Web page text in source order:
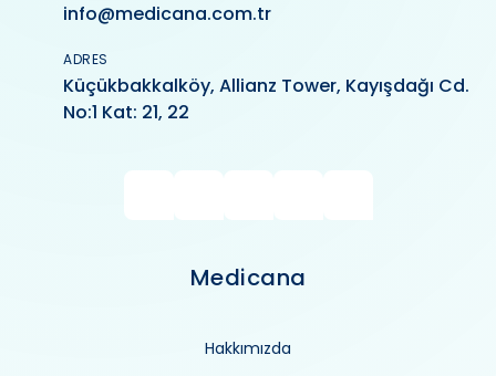
info@medicana.com.tr
ADRES
Küçükbakkalköy, Allianz Tower, Kayışdağı Cd.
No:1 Kat: 21, 22
Medicana
Hakkımızda